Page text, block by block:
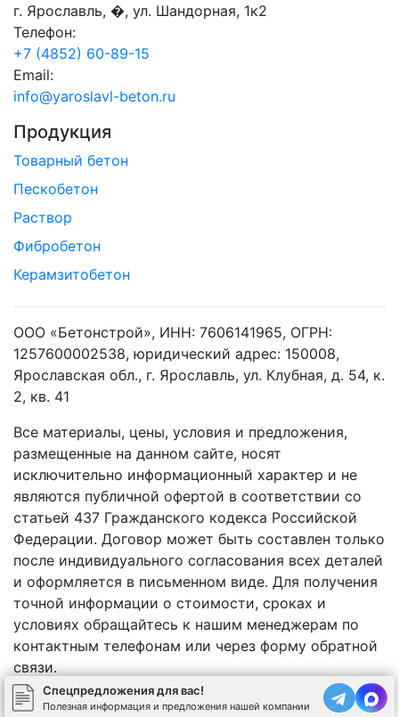
г. Ярославль, �, ул. Шандорная, 1к2
Телефон:
+7 (4852) 60-89-15
Email:
info@yaroslavl-beton.ru
Продукция
Товарный бетон
Пескобетон
Раствор
Фибробетон
Керамзитобетон
ООО «Бетонстрой», ИНН: 7606141965, ОГРН:
1257600002538, юридический адрес: 150008,
Ярославская обл., г. Ярославль, ул. Клубная, д. 54, к.
2, кв. 41
Все материалы, цены, условия и предложения,
размещенные на данном сайте, носят
исключительно информационный характер и не
являются публичной офертой в соответствии со
статьей 437 Гражданского кодекса Российской
Федерации. Договор может быть составлен только
после индивидуального согласования всех деталей
и оформляется в письменном виде. Для получения
точной информации о стоимости, сроках и
условиях обращайтесь к нашим менеджерам по
контактным телефонам или через форму обратной
связи.
Спецпредложения для вас!
Полезная информация и предложения нашей компании